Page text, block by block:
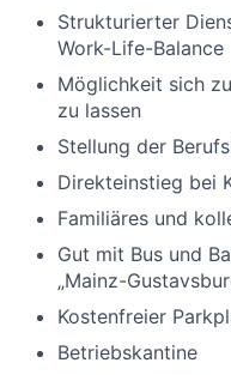
Strukturierter
Work-Life-Balance
Möglichkeit sich
zu lassen
Stellung der
Direkteinstieg bei
Familiäres und
Gut mit Bus und
„Mainz-
Kostenfreier
Betriebskantine